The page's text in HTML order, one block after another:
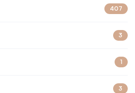
407
3
1
3